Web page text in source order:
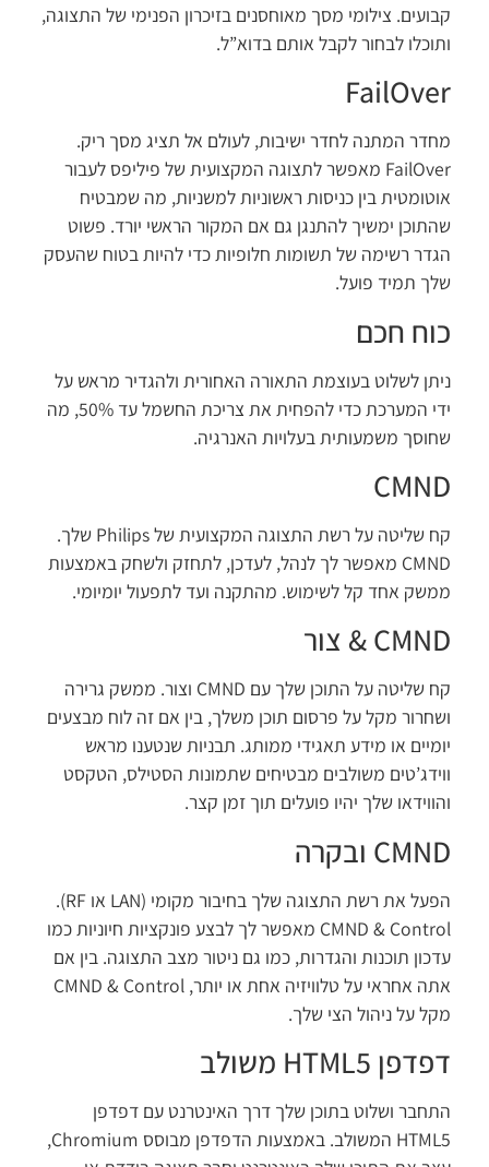
קבועים. צילומי מסך מאוחסנים בזיכרון הפנימי של התצוגה,
ותוכלו לבחור לקבל אותם בדוא”ל.
FailOver
מחדר המתנה לחדר ישיבות, לעולם אל תציג מסך ריק.
FailOver מאפשר לתצוגה המקצועית של פיליפס לעבור
אוטומטית בין כניסות ראשוניות למשניות, מה שמבטיח
שהתוכן ימשיך להתנגן גם אם המקור הראשי יורד. פשוט
הגדר רשימה של תשומות חלופיות כדי להיות בטוח שהעסק
שלך תמיד פועל.
כוח חכם
ניתן לשלוט בעוצמת התאורה האחורית ולהגדיר מראש על
ידי המערכת כדי להפחית את צריכת החשמל עד 50%, מה
שחוסך משמעותית בעלויות האנרגיה.
CMND
קח שליטה על רשת התצוגה המקצועית של Philips שלך.
CMND מאפשר לך לנהל, לעדכן, לתחזק ולשחק באמצעות
ממשק אחד קל לשימוש. מהתקנה ועד לתפעול יומיומי.
CMND & צור
קח שליטה על התוכן שלך עם CMND וצור. ממשק גרירה
ושחרור מקל על פרסום תוכן משלך, בין אם זה לוח מבצעים
יומיים או מידע תאגידי ממותג. תבניות שנטענו מראש
ווידג’טים משולבים מבטיחים שתמונות הסטילס, הטקסט
והווידאו שלך יהיו פועלים תוך זמן קצר.
CMND ובקרה
הפעל את רשת התצוגה שלך בחיבור מקומי (LAN או RF).
CMND & Control מאפשר לך לבצע פונקציות חיוניות כמו
עדכון תוכנות והגדרות, כמו גם ניטור מצב התצוגה. בין אם
אתה אחראי על טלוויזיה אחת או יותר, CMND & Control
מקל על ניהול הצי שלך.
דפדפן HTML5 משולב
התחבר ושלוט בתוכן שלך דרך האינטרנט עם דפדפן
HTML5 המשולב. באמצעות הדפדפן מבוסס Chromium,